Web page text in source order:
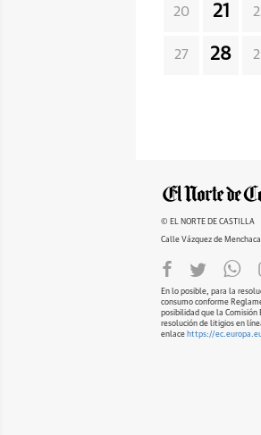
20 21
27 28
© EL NORTE DE CASTILLA
Calle Vázquez de
En lo posible, para la
consumo conforme
posibilidad que la
resolución de litigios en
enlace https://